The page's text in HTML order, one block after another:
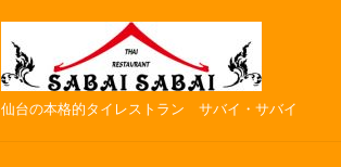
仙台の本格的タイレストラン サバイ・サバイ